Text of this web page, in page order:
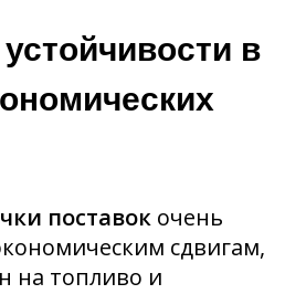
в
поставок очень
сдвигам,
на топливо и